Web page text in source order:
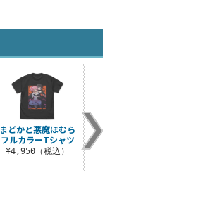
まどかと悪魔ほむら
フルカラーTシャツ
¥4,950（税込）
暁美ほむら フルグラ
フィックTシャツ